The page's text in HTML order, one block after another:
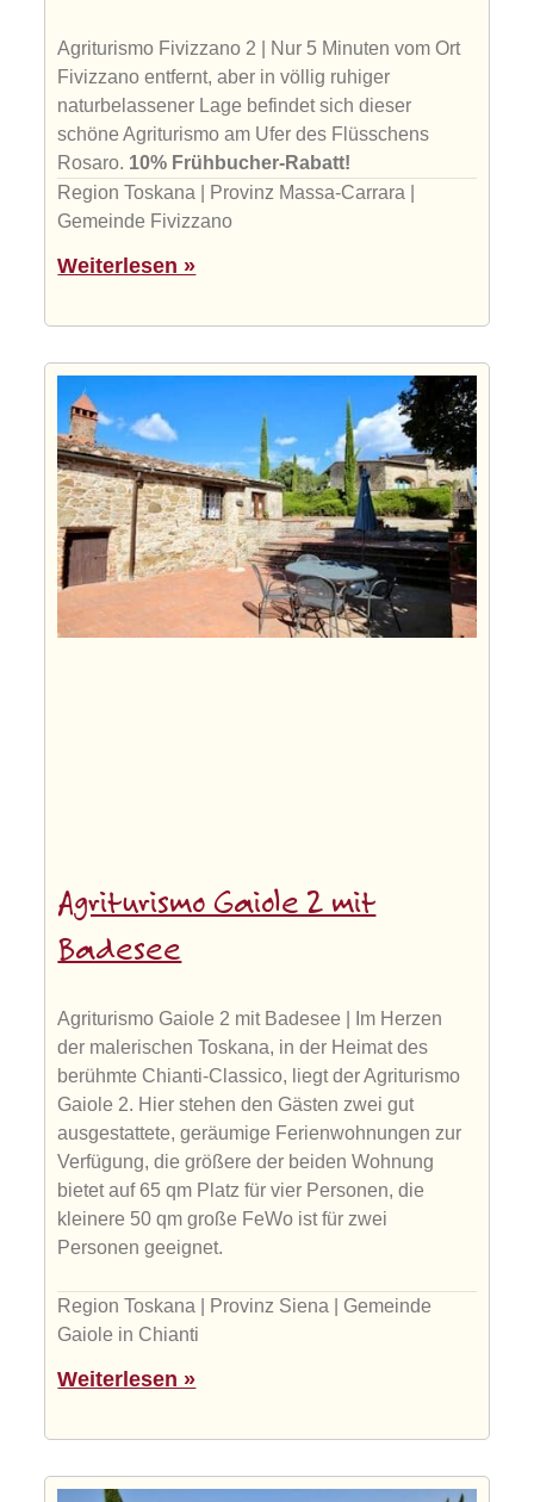
Agriturismo Fivizzano 2 | Nur 5 Minuten vom Ort
Fivizzano entfernt, aber in völlig ruhiger
naturbelassener Lage befindet sich dieser
schöne Agriturismo am Ufer des Flüsschens
Rosaro. 10% Frühbucher-Rabatt!
Region Toskana | Provinz Massa-Carrara |
Gemeinde Fivizzano
Weiterlesen »
Agriturismo Gaiole 2 mit
Badesee
Agriturismo Gaiole 2 mit Badesee | Im Herzen
der malerischen Toskana, in der Heimat des
berühmte Chianti-Classico, liegt der Agriturismo
Gaiole 2. Hier stehen den Gästen zwei gut
ausgestattete, geräumige Ferienwohnungen zur
Verfügung, die größere der beiden Wohnung
bietet auf 65 qm Platz für vier Personen, die
kleinere 50 qm große FeWo ist für zwei
Personen geeignet.
Region Toskana | Provinz Siena | Gemeinde
Gaiole in Chianti
Weiterlesen »